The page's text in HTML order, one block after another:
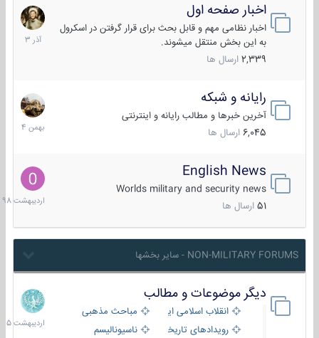
اخبار صفحه اول
اخبار نظامی مهم و قابل بحث برای قرار گرفتن در اسکرول
به این بخش منتقل میشوند.
2,339 ارسال ها
7
آذر
1403
رایانه و شبکه
آخرین خبرها و مطالب رایانه و اینترنتی
6,045 ارسال ها
30
بهمن
1404
English News
Worlds military and security news
51 ارسال ها
10
1398
NON-MILITARY FORUMS - سایر بخشها
دیگر موضوعات و مطالب
انقلاب اسلامی ایران
مباحث مذهبی
رویدادهای تاریخی و مذهبیناسیونالیسم
8
1405